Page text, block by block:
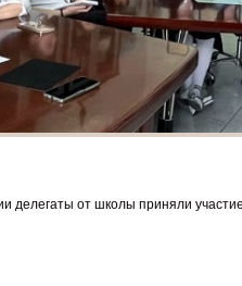
делегаты от школы приняли